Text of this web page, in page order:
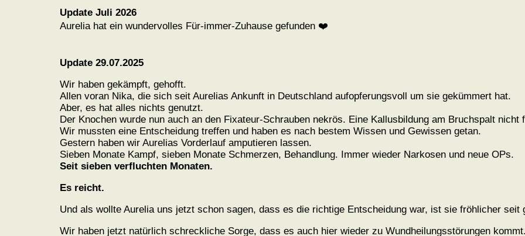
Update Juli 2026
Aurelia hat ein wundervolles Für-immer-Zuhause gefunden ❤️
Update 29.07.2025
Wir haben gekämpft, gehofft.
Allen voran Nika, die sich seit Aurelias Ankunft in Deutschland aufopferungsvoll um sie gekümmert hat.
Aber, es hat alles nichts genutzt.
Der Knochen wurde nun auch an den Fixateur-Schrauben nekrös. Eine Kallusbildung am Bruchspalt nicht
Wir mussten eine Entscheidung treffen und haben es nach bestem Wissen und Gewissen getan.
Gestern haben wir Aurelias Vorderlauf amputieren lassen.
Sieben Monate Kampf, sieben Monate Schmerzen, Behandlung. Immer wieder Narkosen und neue OPs.
Seit sieben verfluchten Monaten.
Es reicht.
Und als wollte Aurelia uns jetzt schon sagen, dass es die richtige Entscheidung war, ist sie fröhlicher seit
Wir haben jetzt natürlich schreckliche Sorge, dass es auch hier wieder zu Wundheilungsstörungen kommt.